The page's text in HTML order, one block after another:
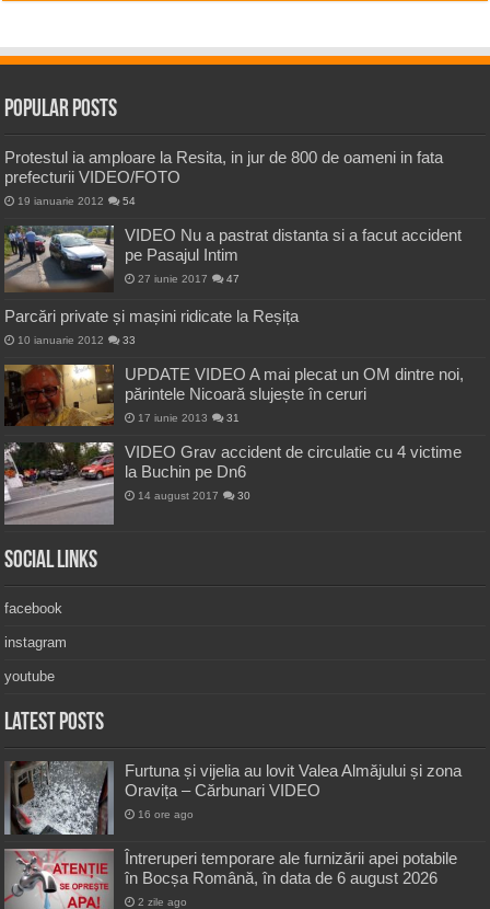
Popular Posts
Protestul ia amploare la Resita, in jur de 800 de oameni in fata
prefecturii VIDEO/FOTO
19 ianuarie 2012 54
VIDEO Nu a pastrat distanta si a facut accident
pe Pasajul Intim
27 iunie 2017 47
Parcări private și mașini ridicate la Reșița
10 ianuarie 2012 33
UPDATE VIDEO A mai plecat un OM dintre noi,
părintele Nicoară slujește în ceruri
17 iunie 2013 31
VIDEO Grav accident de circulatie cu 4 victime
la Buchin pe Dn6
14 august 2017 30
Social Links
facebook
instagram
youtube
Latest Posts
Furtuna și vijelia au lovit Valea Almăjului și zona
Oravița – Cărbunari VIDEO
16 ore ago
Întreruperi temporare ale furnizării apei potabile
în Bocșa Română, în data de 6 august 2026
2 zile ago